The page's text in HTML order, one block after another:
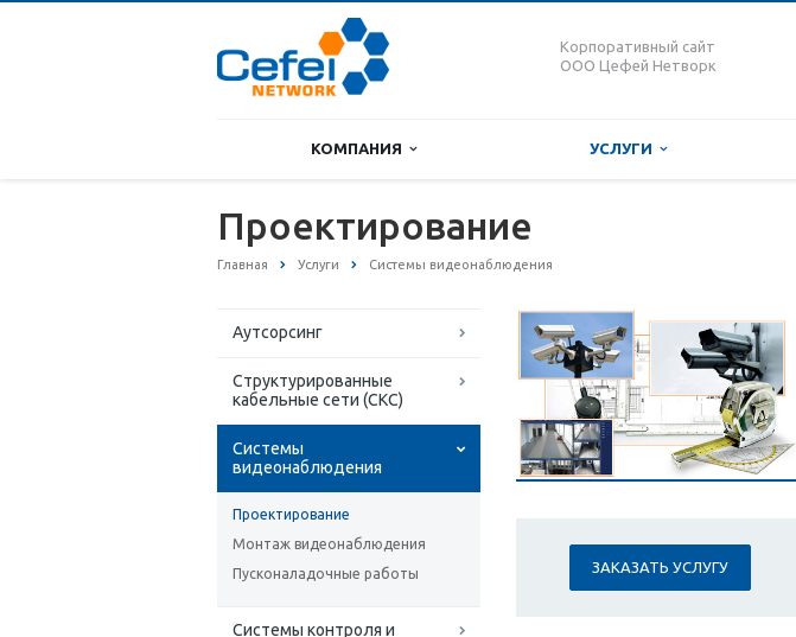
Корпоративный сайт
ООО Цефей Нетворк
КОМПАНИЯ УСЛУГИ
Проектирование
Главная Услуги Системы видеонаблюдения
Аутсорсинг
Структурированные
кабельные сети (СКС)
Системы
видеонаблюдения
Проектирование
Монтаж видеонаблюдения
Пусконаладочные работы
Системы контроля и
ЗАКАЗАТЬ УСЛУГУ